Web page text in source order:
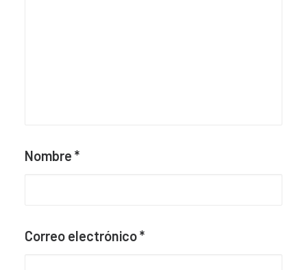
Nombre *
Correo electrónico*